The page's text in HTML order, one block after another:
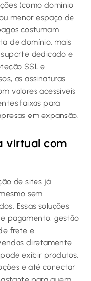
(como domínio
menor espaço de
costumam
de domínio, mais
dedicado e
SSL e
as assinaturas
valores acessíveis
faixas para
em expansão.
virtual com
de sites já
sem
Essas soluções
pagamento, gestão
frete e
diretamente
exibir produtos,
e até conectar